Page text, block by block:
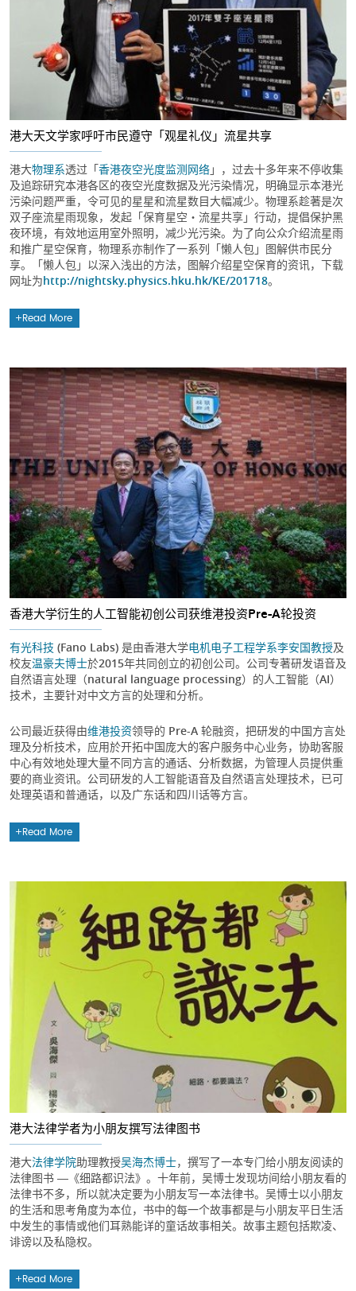
港大天文学家呼吁市民遵守「观星礼仪」流星共享
港大物理系透过「香港夜空光度监测网络」，过去十多年来不停收集
及追踪研究本港各区的夜空光度数据及光污染情况，明确显示本港光
污染问题严重，令可见的星星和流星数目大幅减少。物理系趁著是次
双子座流星雨现象，发起「保育星空・流星共享」行动，提倡保护黑
夜环境，有效地运用室外照明，减少光污染。为了向公众介绍流星雨
和推广星空保育，物理系亦制作了一系列「懒人包」图解供市民分
享。「懒人包」以深入浅出的方法，图解介绍星空保育的资讯，下载
网址为http://nightsky.physics.hku.hk/KE/201718。
Read More
香港大学衍生的人工智能初创公司获维港投资Pre-A轮投资
有光科技 (Fano Labs) 是由香港大学电机电子工程学系李安国教授及
校友温豪夫博士於2015年共同创立的初创公司。公司专著研发语音及
自然语言处理（natural language processing）的人工智能（AI）
技术，主要针对中文方言的处理和分析。
公司最近获得由维港投资领导的 Pre-A 轮融资，把研发的中国方言处
理及分析技术，应用於开拓中国庞大的客户服务中心业务，协助客服
中心有效地处理大量不同方言的通话、分析数据，为管理人员提供重
要的商业资讯。公司研发的人工智能语音及自然语言处理技术，已可
处理英语和普通话，以及广东话和四川话等方言。
Read More
港大法律学者为小朋友撰写法律图书
港大法律学院助理教授吴海杰博士，撰写了一本专门给小朋友阅读的
法律图书 ―《细路都识法》。十年前，吴博士发现坊间给小朋友看的
法律书不多，所以就决定要为小朋友写一本法律书。吴博士以小朋友
的生活和思考角度为本位，书中的每一个故事都是与小朋友平日生活
中发生的事情或他们耳熟能详的童话故事相关。故事主题包括欺凌、
诽谤以及私隐权。
Read More